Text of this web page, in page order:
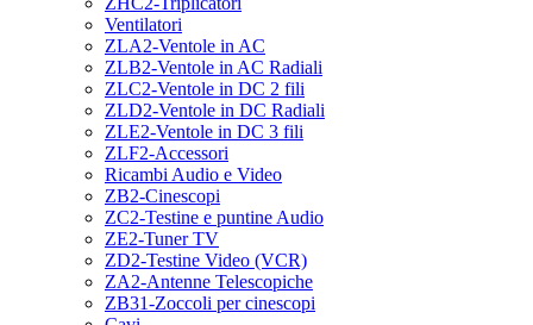
Ventilatori
ZLA2-Ventole in AC
ZLB2-Ventole in AC Radiali
ZLC2-Ventole in DC 2 fili
ZLD2-Ventole in DC Radiali
ZLE2-Ventole in DC 3 fili
ZLF2-Accessori
Ricambi Audio e Video
ZB2-Cinescopi
ZC2-Testine e puntine Audio
ZE2-Tuner TV
ZD2-Testine Video (VCR)
ZA2-Antenne Telescopiche
ZB31-Zoccoli per cinescopi